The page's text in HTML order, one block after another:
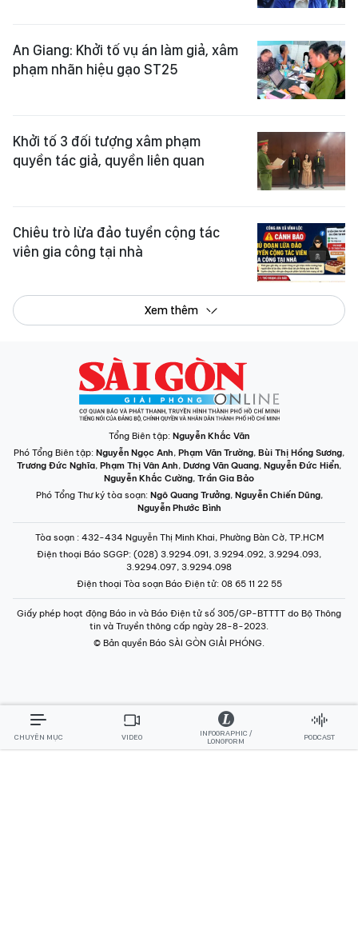
An Giang: Khởi tố vụ án làm giả, xâm
phạm nhãn hiệu gạo ST25
Khởi tố 3 đối tượng xâm phạm
quyền tác giả, quyền liên quan
Chiêu trò lừa đảo tuyển cộng tác
viên gia công tại nhà
Xem thêm
Tổng Biên tập: Nguyễn Khắc Văn
Phó Tổng Biên tập: Nguyễn Ngọc Anh, Phạm Văn Trường, Bùi Thị Hồng Sương,
Trương Đức Nghĩa, Phạm Thị Vân Anh, Dương Văn Quang, Nguyễn Đức Hiển,
Nguyễn Khắc Cường, Trần Gia Bảo
Phó Tổng Thư ký tòa soạn: Ngô Quang Trưởng, Nguyễn Chiến Dũng,
Nguyễn Phước Bình
Tòa soạn : 432-434 Nguyễn Thị Minh Khai, Phường Bàn Cờ, TP.HCM
Điện thoại Báo SGGP: (028) 3.9294.091, 3.9294.092, 3.9294.093,
3.9294.097, 3.9294.098
Điện thoại Tòa soạn Báo Điện tử: 08 65 11 22 55
Giấy phép hoạt động Báo in và Báo Điện tử số 305/GP-BTTTT do Bộ Thông
tin và Truyền thông cấp ngày 28-8-2023.
© Bản quyền Báo SÀI GÒN GIẢI PHÓNG.
CHUYÊN MỤC VIDEO
INFOGRAPHIC /
LONGFORM
PODCAST